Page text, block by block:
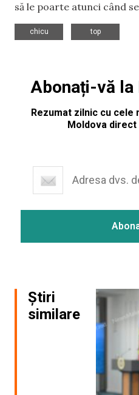
să le poarte atunci când
chicu
top
Abonați-vă la
Rezumat zilnic cu cele
Moldova direct
Știri
similare